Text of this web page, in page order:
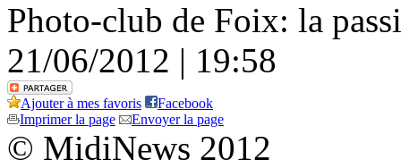
Photo-club de Foix: la
21/06/2012 | 19:58
Ajouter à mes favoris
Facebook
Imprimer la page
Envoyer la page
© MidiNews 2012